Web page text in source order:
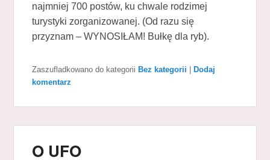
najmniej 700 postów, ku chwale rodzimej
turystyki zorganizowanej. (Od razu się
przyznam – WYNOSIŁAM! Bułkę dla ryb).
Zaszufladkowano do kategorii Bez kategorii |Dodaj
komentarz
O UFO